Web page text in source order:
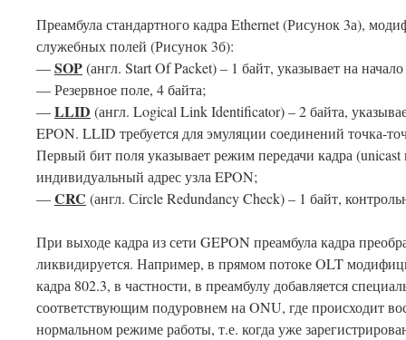
Преамбула стандартного кадра Ethernet (Рисунок 3а),
служебных полей (Рисунок 3б):
—SOP(англ. Start Of Packet) – 1 байт, указывает на
— Резервное поле, 4 байта;
—LLID (англ. Logical Link Identificator) – 2 байта,
EPON. LLID требуется для эмуляции соединений точка-
Первый бит поля указывает режим передачи кадра
индивидуальный адрес узла EPON;
—CRC (англ. Сircle Redundancy Check) – 1 байт,
При выходе кадра из сети GEPON преамбула кадра
ликвидируется. Например, в прямом потоке OLT
кадра 802.3, в частности, в преамбулу добавляется
соответствующим подуровнем на ONU, где происходит
нормальном режиме работы, т.е. когда уже